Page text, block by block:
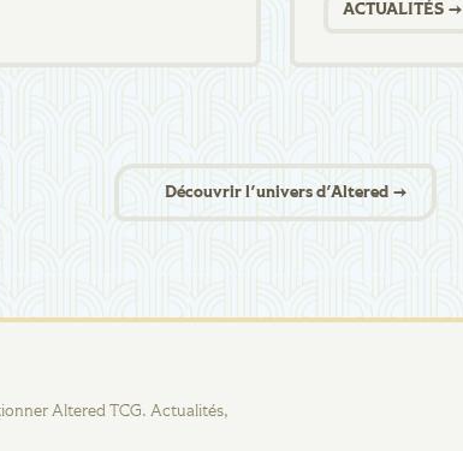
ACTUALITÉS →
Découvrir l'univers d'Altered →
Altered TCG. Actualités,